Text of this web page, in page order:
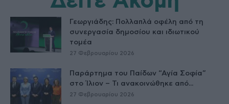
Γεωργιάδης: Πολλαπλά οφέλη από τη
συνεργασία δημοσίου και ιδιωτικού
τομέα
27 Φεβρουαρίου 2026
Παράρτημα του Παίδων “Αγία Σοφία”
στο Ίλιον – Τι ανακοινώθηκε από...
27 Φεβρουαρίου 2026